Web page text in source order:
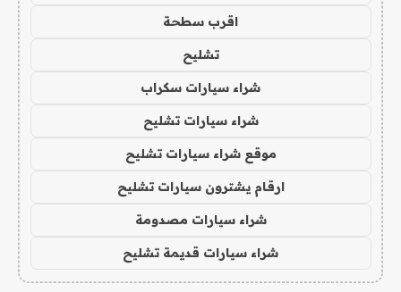
اقرب سطحة
تشليح
شراء سيارات سكراب
شراء سيارات تشليح
موقع شراء سيارات تشليح
ارقام يشترون سيارات تشليح
شراء سيارات مصدومة
شراء سيارات قديمة تشليح